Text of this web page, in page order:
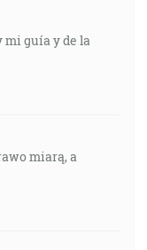
mi guía y de la
miarą, a